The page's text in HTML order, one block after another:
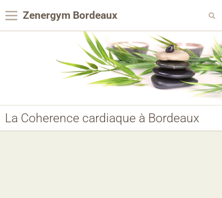
Zenergym Bordeaux
Votre compte
Agenda
La Coherence cardiaque à Bordeaux